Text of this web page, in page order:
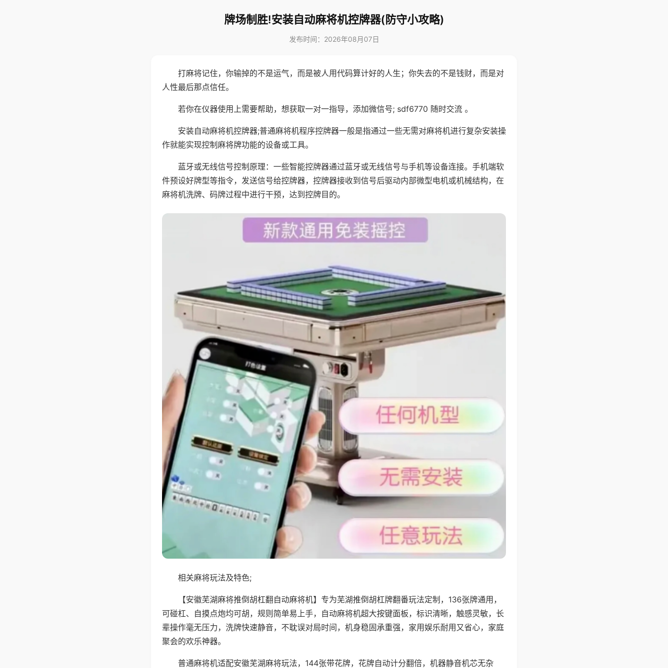
牌场制胜!安装自动麻将机控牌器(防守小攻略)
发布时间：2026年08月07日
打麻将记住，你输掉的不是运气，而是被人用代码算计好的人生；你失去的不是钱财，而是对
人性最后那点信任。
若你在仪器使用上需要帮助，想获取一对一指导，添加微信号; sdf6770 随时交流 。
安装自动麻将机控牌器;普通麻将机程序控牌器一般是指通过一些无需对麻将机进行复杂安装操
作就能实现控制麻将牌功能的设备或工具。
蓝牙或无线信号控制原理：一些智能控牌器通过蓝牙或无线信号与手机等设备连接。手机端软
件预设好牌型等指令，发送信号给控牌器，控牌器接收到信号后驱动内部微型电机或机械结构，在
麻将机洗牌、码牌过程中进行干预，达到控牌目的。
相关麻将玩法及特色;
【安徽芜湖麻将推倒胡杠翻自动麻将机】专为芜湖推倒胡杠牌翻番玩法定制，136张牌通用，
可碰杠、自摸点炮均可胡，规则简单易上手，自动麻将机超大按键面板，标识清晰，触感灵敏，长
辈操作毫无压力，洗牌快速静音，不耽误对局时间，机身稳固承重强，家用娱乐耐用又省心，家庭
聚会的欢乐神器。
普通麻将机适配安徽芜湖麻将玩法，144张带花牌，花牌自动计分翻倍，机器静音机芯无杂